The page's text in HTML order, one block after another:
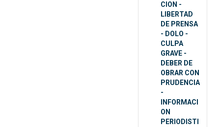
CION -
LIBERTAD
DE PRENSA
- DOLO -
CULPA
GRAVE -
DEBER DE
OBRAR CON
PRUDENCIA
-
INFORMACI
ON
PERIODISTI